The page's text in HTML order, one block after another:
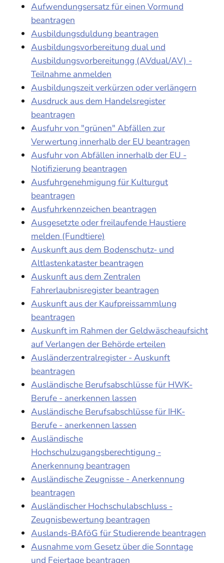
Aufwendungsersatz für einen Vormund
beantragen
Ausbildungsduldung beantragen
Ausbildungsvorbereitung dual und
Ausbildungsvorbereitungg (AVdual/AV) -
Teilnahme anmelden
Ausbildungszeit verkürzen oder verlängern
Ausdruck aus dem Handelsregister
beantragen
Ausfuhr von "grünen" Abfällen zur
Verwertung innerhalb der EU beantragen
Ausfuhr von Abfällen innerhalb der EU -
Notifizierung beantragen
Ausfuhrgenehmigung für Kulturgut
beantragen
Ausfuhrkennzeichen beantragen
Ausgesetzte oder freilaufende Haustiere
melden (Fundtiere)
Auskunft aus dem Bodenschutz- und
Altlastenkataster beantragen
Auskunft aus dem Zentralen
Fahrerlaubnisregister beantragen
Auskunft aus der Kaufpreissammlung
beantragen
Auskunft im Rahmen der Geldwäscheaufsicht
auf Verlangen der Behörde erteilen
Ausländerzentralregister - Auskunft
beantragen
Ausländische Berufsabschlüsse für HWK-
Berufe - anerkennen lassen
Ausländische Berufsabschlüsse für IHK-
Berufe - anerkennen lassen
Ausländische
Hochschulzugangsberechtigung -
Anerkennung beantragen
Ausländische Zeugnisse - Anerkennung
beantragen
Ausländischer Hochschulabschluss -
Zeugnisbewertung beantragen
Auslands-BAföG für Studierende beantragen
Ausnahme vom Gesetz über die Sonntage
und Feiertage beantragen